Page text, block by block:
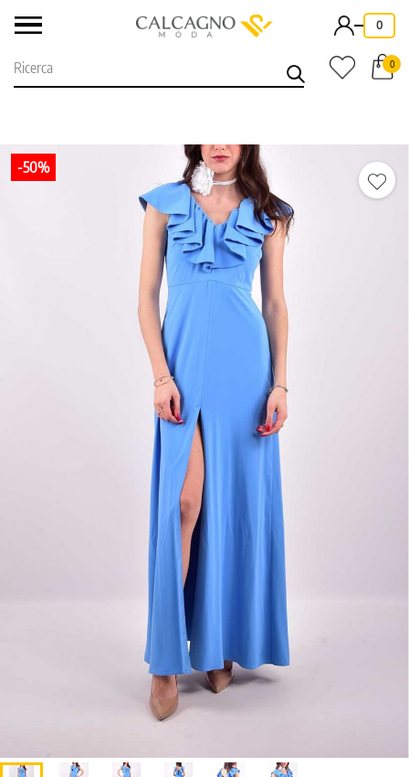
- 0
0
-50%